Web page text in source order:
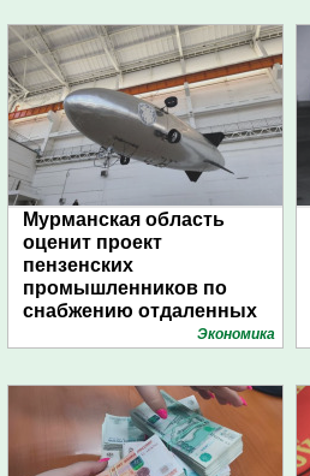
Мурманская область
оценит проект
пензенских
промышленников по
снабжению отдаленных
поселений с помощью
Экономика